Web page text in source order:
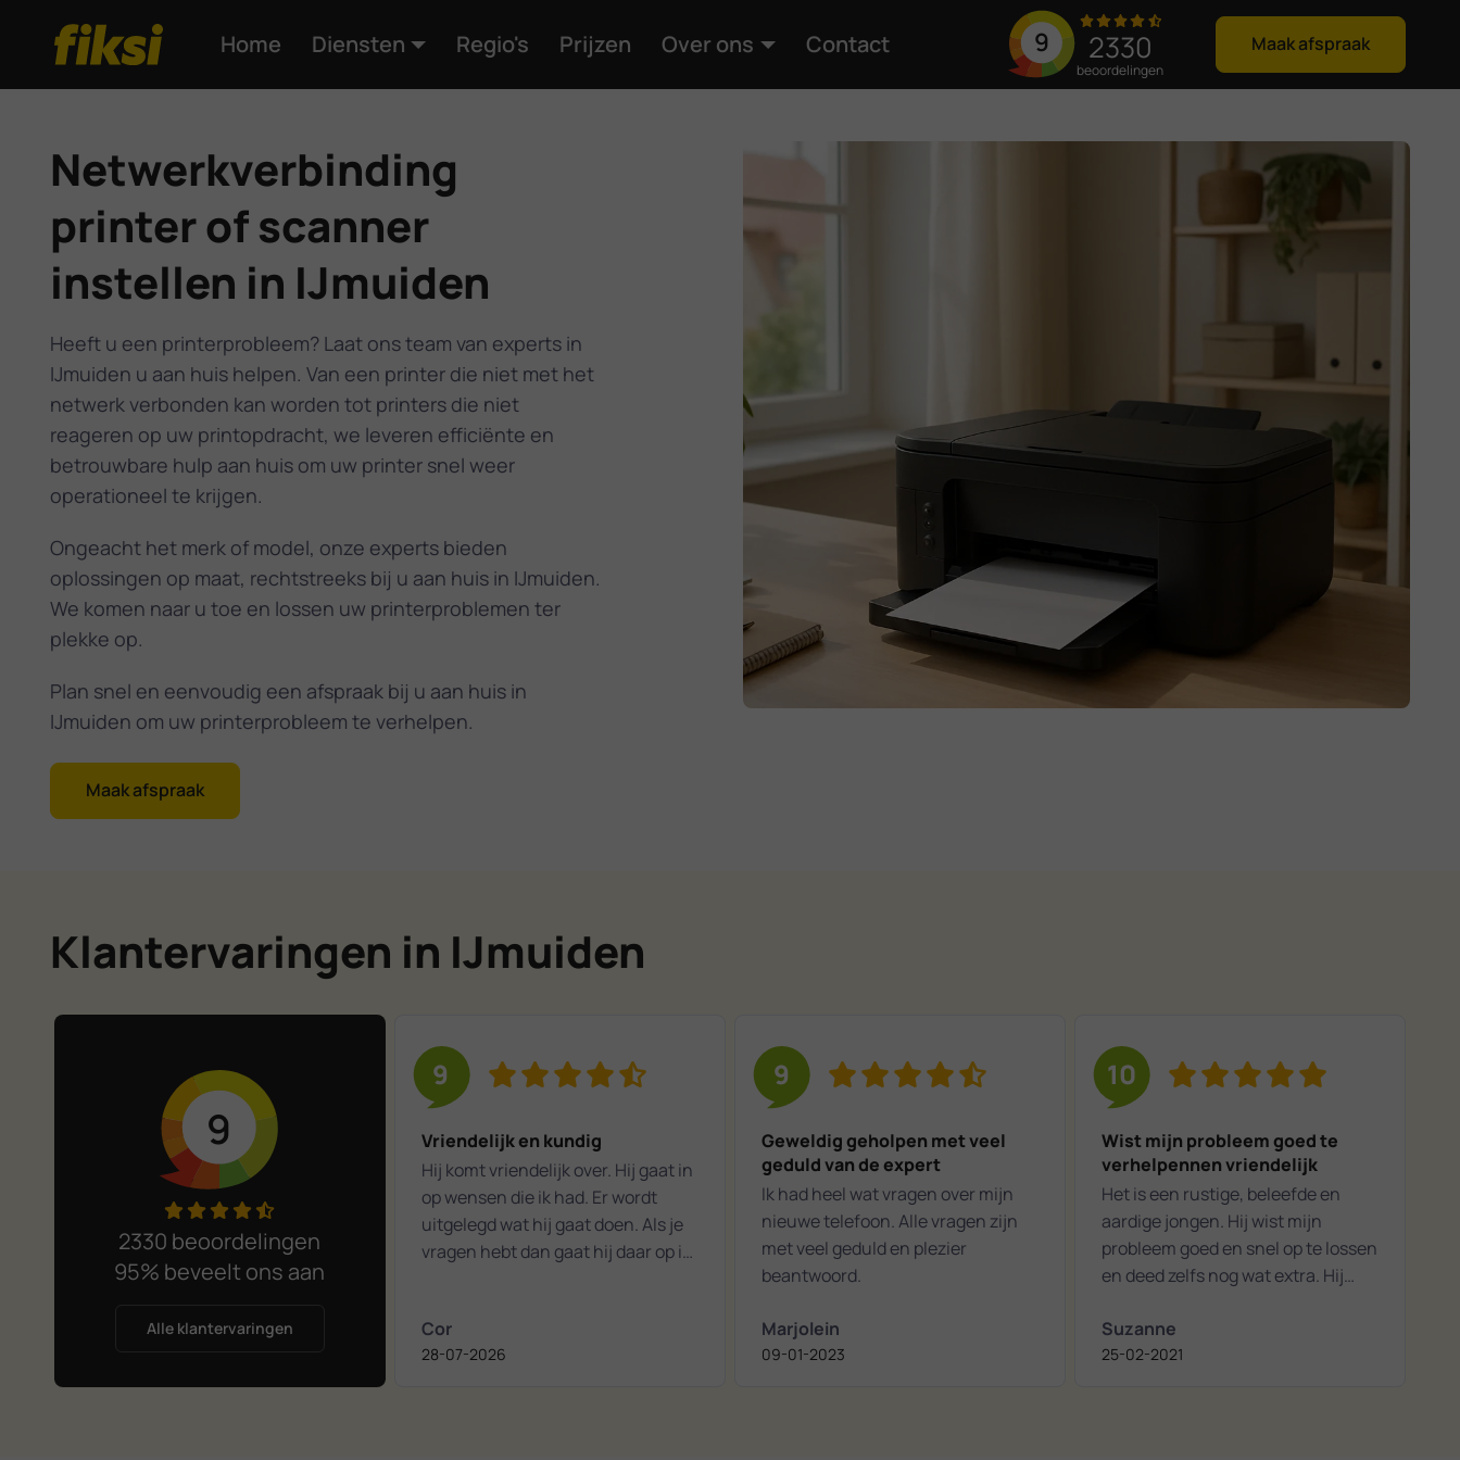
Home Diensten Regio's Prijzen Over ons Contact 9 2330
beoordelingen
Maak afspraak
Netwerkverbinding
printer of scanner
instellen in IJmuiden
Heeft u een printerprobleem? Laat ons team van experts in
IJmuiden u aan huis helpen. Van een printer die niet met het
netwerk verbonden kan worden tot printers die niet
reageren op uw printopdracht, we leveren efficiënte en
betrouwbare hulp aan huis om uw printer snel weer
operationeel te krijgen.
Ongeacht het merk of model, onze experts bieden
oplossingen op maat, rechtstreeks bij u aan huis in IJmuiden.
We komen naar u toe en lossen uw printerproblemen ter
plekke op.
Plan snel en eenvoudig een afspraak bij u aan huis in
IJmuiden om uw printerprobleem te verhelpen.
Maak afspraak
Klantervaringen in IJmuiden
9
2330 beoordelingen
95% beveelt ons aan
Alle klantervaringen
9
Vriendelijk en kundig
Hij komt vriendelijk over. Hij gaat in
op wensen die ik had. Er wordt
uitgelegd wat hij gaat doen. Als je
vragen hebt dan gaat hij daar op in.
Cor
28-07-2026
9
Geweldig geholpen met veel
geduld van de expert
Ik had heel wat vragen over mijn
nieuwe telefoon. Alle vragen zijn
met veel geduld en plezier
beantwoord.
Marjolein
09-01-2023
10
Wist mijn probleem goed te
verhelpennen vriendelijk
Het is een rustige, beleefde en
aardige jongen. Hij wist mijn
probleem goed en snel op te lossen
en deed zelfs nog wat extra. Hij
en als ik later hulp nodig geb mag ik
altijd het bedrijf weer benaderen
Suzanne
25-02-2021